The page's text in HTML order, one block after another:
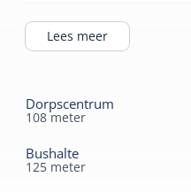
Lees meer
Dorpscentrum
108 meter
Bushalte
125 meter